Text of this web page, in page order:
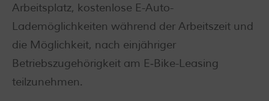
Arbeitsplatz, kostenlose E-Auto-
Lademöglichkeiten während der Arbeitszeit und
die Möglichkeit, nach einjähriger
Betriebszugehörigkeit am E‑Bike-Leasing
teilzunehmen.